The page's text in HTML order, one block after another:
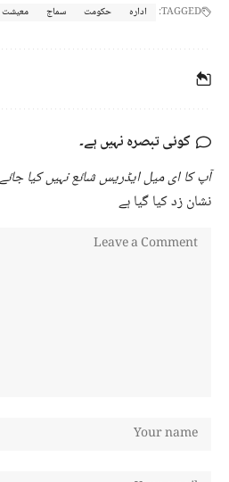
TAGGED: ادارہ حکومت سماج معیشت
کوئی تبصرہ نہیں ہے۔
آپ کا ای میل ایڈریس شائع نہیں کیا
نشان زد کیا گیا ہے